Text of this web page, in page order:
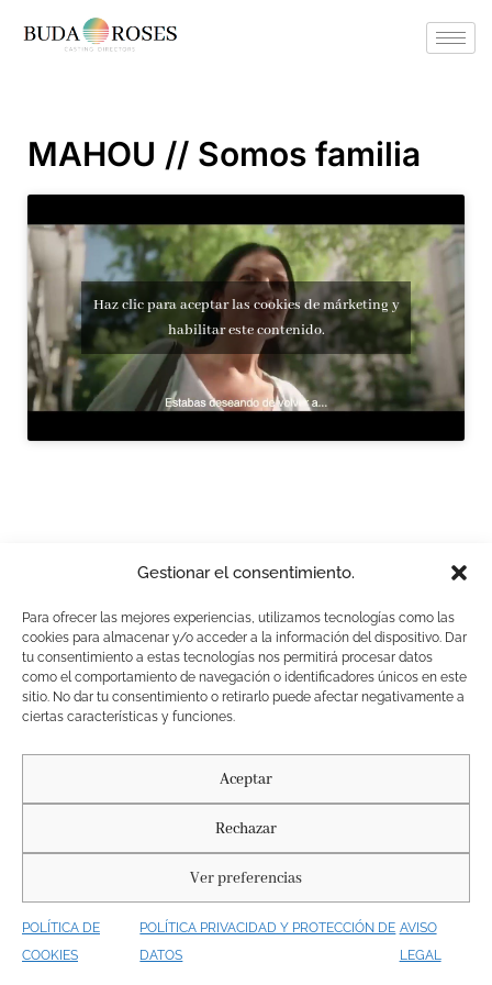
Gestionar el consentimiento.
Para ofrecer las mejores experiencias, utilizamos tecnologías como las
cookies para almacenar y/o acceder a la información del dispositivo. Dar
tu consentimiento a estas tecnologías nos permitirá procesar datos
como el comportamiento de navegación o identificadores únicos en este
sitio. No dar tu consentimiento o retirarlo puede afectar negativamente a
ciertas características y funciones.
Aceptar
Rechazar
Ver preferencias
POLÍTICA DE
COOKIES
POLÍTICA PRIVACIDAD Y PROTECCIÓN DE
DATOS
AVISO
LEGAL
MAHOU // Somos familia
Haz clic para aceptar las cookies de márketing y
habilitar este contenido.
POLÍTICA DE COOKIES
Fotógrafos: La Chula Reels